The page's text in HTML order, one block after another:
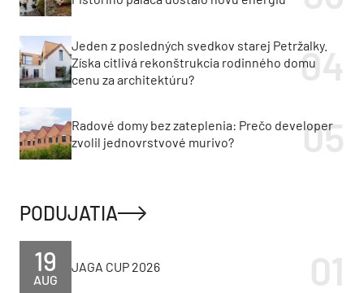
Jeden z posledných svedkov starej Petržalky.
Získa citlivá rekonštrukcia rodinného domu
cenu za architektúru?
Radové domy bez zateplenia: Prečo developer
zvolil jednovrstvové murivo?
PODUJATIA
AUG
19 JAGA CUP 2026